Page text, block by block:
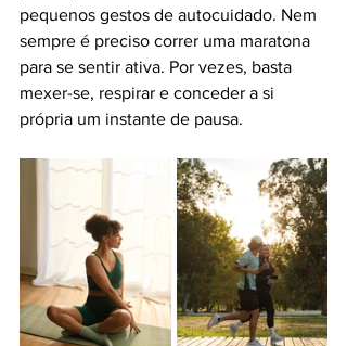
pequenos gestos de autocuidado. Nem
sempre é preciso correr uma maratona
para se sentir ativa. Por vezes, basta
mexer-se, respirar e conceder a si
própria um instante de pausa.